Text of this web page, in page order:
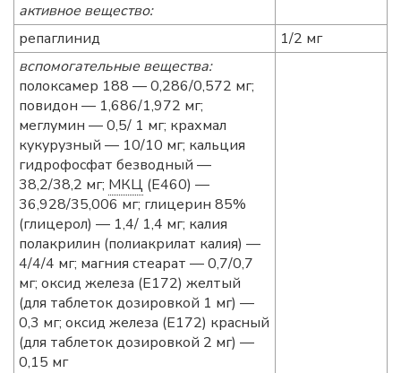
активное вещество:
репаглинид
1/2 мг
вспомогательные вещества:
полоксамер 188 — 0,286/0,572 мг;
повидон — 1,686/1,972 мг;
меглумин — 0,5/ 1 мг; крахмал
кукурузный — 10/10 мг; кальция
гидрофосфат безводный —
38,2/38,2 мг; МКЦ (Е460) —
36,928/35,006 мг; глицерин 85%
(глицерол) — 1,4/ 1,4 мг; калия
полакрилин (полиакрилат калия) —
4/4/4 мг; магния стеарат — 0,7/0,7
мг; оксид железа (Е172) желтый
(для таблеток дозировкой 1 мг) —
0,3 мг; оксид железа (Е172) красный
(для таблеток дозировкой 2 мг) —
0,15 мг